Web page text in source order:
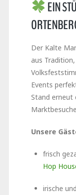
EIN
Der Kalte
aus
Events
Stand erneut
Unsere
frisch
Hop
irische